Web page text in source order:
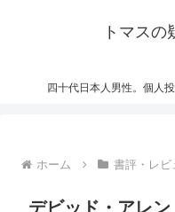
トマスの
四十代日本人男性。個人
ホーム 書評・レビ
デビッド・アレ